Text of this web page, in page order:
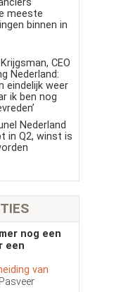
meeste
binnen in
CEO
Nederland:
eindelijk weer
ik ben nog
Nederland
in Q2, winst is
nog een
een
van